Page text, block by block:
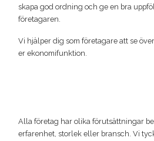
skapa god ordning och ge en bra
företagaren.
Vi hjälper dig som företagare att se
er ekonomifunktion.
Alla företag har olika förutsättningar
erfarenhet, storlek eller bransch. Vi